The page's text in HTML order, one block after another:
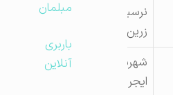
نرسیده به
زرین آباد
شهرستان
ایجرود
مبلمان
باربری
آنلاین